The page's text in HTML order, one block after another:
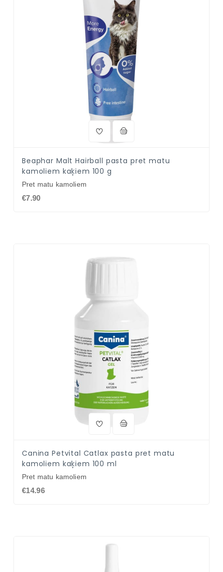
Beaphar Malt Hairball pasta pret matu
kamoliem kaķiem 100 g
Pret matu kamoliem
€7.90
Canina Petvital Catlax pasta pret matu
kamoliem kaķiem 100 ml
Pret matu kamoliem
€14.96